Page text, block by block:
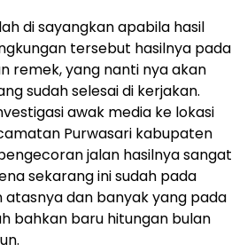
di sayangkan apabila hasil
tersebut hasilnya pada
remek, yang nanti nya akan
sudah selesai di kerjakan.
awak media ke lokasi
Purwasari kabupaten
jalan hasilnya sangat
sekarang ini sudah pada
atasnya dan banyak yang pada
bahkan baru hitungan bulan